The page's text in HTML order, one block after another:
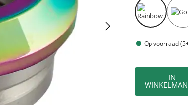
Op voorraad
IN